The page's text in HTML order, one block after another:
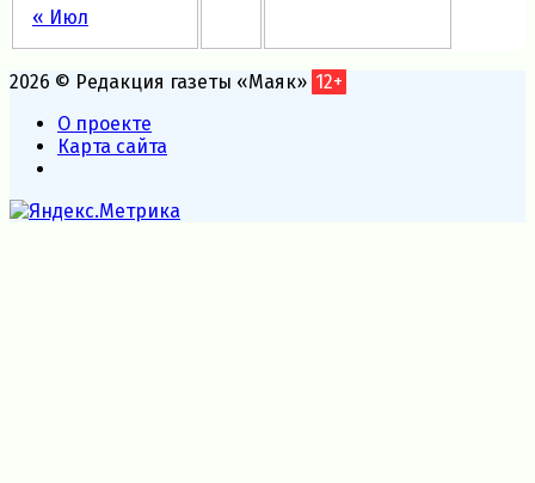
« Июл
2026 © Редакция газеты «Маяк» 12+
О проекте
Карта сайта